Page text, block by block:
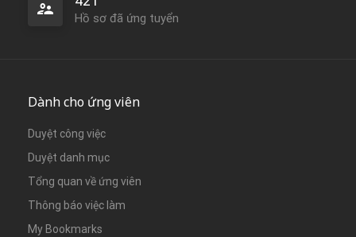
Hồ sơ đã ứng tuyển
Dành cho ứng viên
Duyệt công việc
Duyệt danh mục
Tổng quan về ứng viên
Thông báo việc làm
My Bookmarks